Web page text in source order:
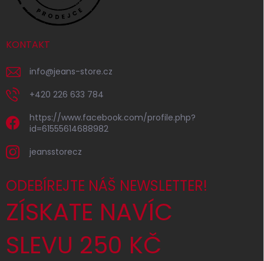
KONTAKT
info@jeans-store.cz
+420 226 633 784
https://www.facebook.com/profile.php?
id=61555614688982
jeansstorecz
ODEBÍREJTE NÁŠ NEWSLETTER!
ZÍSKATE NAVÍC
SLEVU 250 KČ